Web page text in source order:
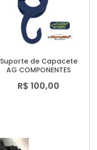
Suporte de Capacete
AG COMPONENTES
R$ 100,00